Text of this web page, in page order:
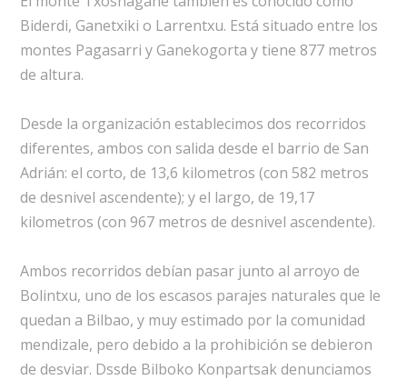
Biderdi, Ganetxiki o Larrentxu. Está situado entre los
montes Pagasarri y Ganekogorta y tiene 877 metros
de altura.
Desde la organización establecimos dos recorridos
diferentes, ambos con salida desde el barrio de San
Adrián: el corto, de 13,6 kilometros (con 582 metros
de desnivel ascendente); y el largo, de 19,17
kilometros (con 967 metros de desnivel ascendente).
Ambos recorridos debían pasar junto al arroyo de
Bolintxu, uno de los escasos parajes naturales que le
quedan a Bilbao, y muy estimado por la comunidad
mendizale, pero debido a la prohibición se debieron
de desviar. Dssde Bilboko Konpartsak denunciamos